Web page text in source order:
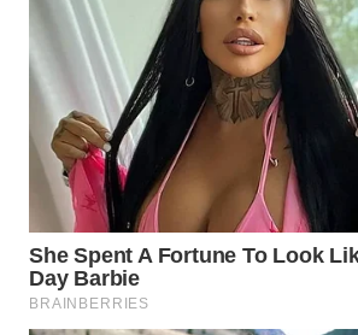
TINGGI
PAKPAK
WN
KARAWANG
WN
BEKASI